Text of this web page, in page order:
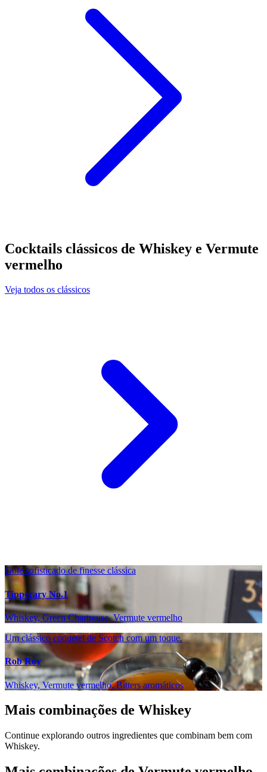
Cocktails clássicos de Whiskey e Vermute
vermelho
Veja todos os clássicos
Gole sofisticado de finesse clássica
Tipperary No.1
Whiskey, Green Chartreuse, Vermute vermelho
Um clássico coquetel de Scotch com um toque.
Rob Roy
Whiskey, Vermute vermelho, Bitters aromáticos
Mais combinações de Whiskey
Continue explorando outros ingredientes que combinam bem com
Whiskey.